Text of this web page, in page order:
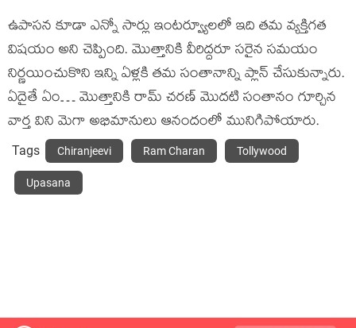
ఉపాసన కూడా ఎన్నో సార్లు ఇంటర్వ్యూలలో ఇది తమ వ్యక్తిగత
విషయం అని చెప్పింది. మొత్తానికి వీరిద్దరూ సరైన సమయం
నిర్ణయించుకొని ఇన్ని ఏళ్లకి తమ సంతానాన్ని ప్లాన్ చేసుకున్నారు.
ఏదైతే ఏం… మొత్తానికి రామ్ చరణ్ మొదటి సంతానం గూర్చిన
వార్త విని మెగా అభిమానులు ఆనందంలో మునిగిపోయారు.
Tags Chiranjeevi Ram Charan Tollywood
Upasana